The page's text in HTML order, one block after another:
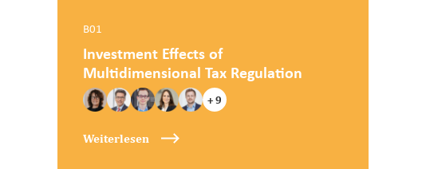
B01
Investment Effects of
Multidimensional Tax Regulation
+ 9
Weiterlesen